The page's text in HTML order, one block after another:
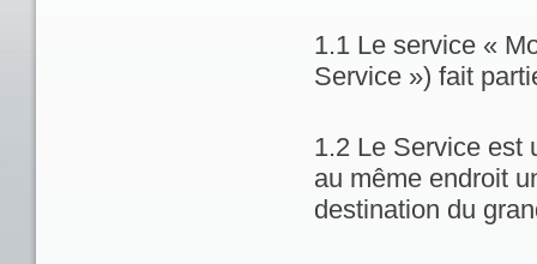
1.1 Le service «
Service ») fait
1.2 Le Service est
au même endroit
destination du